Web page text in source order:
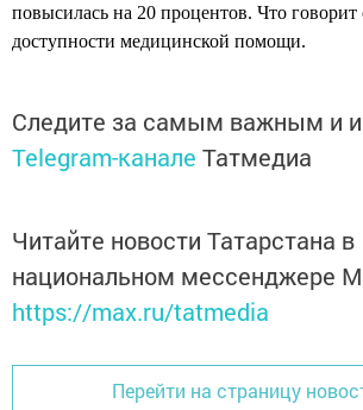
повысилась на 20 процентов. Что
доступности медицинской помощи.
Следите за самым важным и
Telegram-канале Татмедиа
Читайте новости Татарстана в
национальном мессенджере
https://max.ru/tatmedia
Перейти на страницу